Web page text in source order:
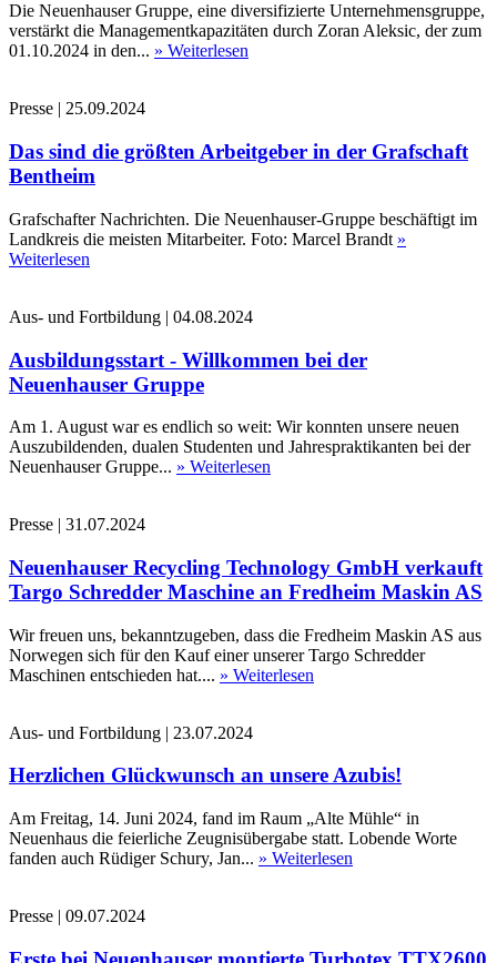
Die Neuenhauser Gruppe, eine diversifizierte Unternehmensgruppe,
verstärkt die Managementkapazitäten durch Zoran Aleksic, der zum
01.10.2024 in den... » Weiterlesen
Presse | 25.09.2024
Das sind die größten Arbeitgeber in der Grafschaft
Bentheim
Grafschafter Nachrichten. Die Neuenhauser-Gruppe beschäftigt im
Landkreis die meisten Mitarbeiter. Foto: Marcel Brandt »
Weiterlesen
Aus- und Fortbildung | 04.08.2024
Ausbildungsstart - Willkommen bei der
Neuenhauser Gruppe
Am 1. August war es endlich so weit: Wir konnten unsere neuen
Auszubildenden, dualen Studenten und Jahrespraktikanten bei der
Neuenhauser Gruppe... » Weiterlesen
Presse | 31.07.2024
Neuenhauser Recycling Technology GmbH verkauft
Targo Schredder Maschine an Fredheim Maskin AS
Wir freuen uns, bekanntzugeben, dass die Fredheim Maskin AS aus
Norwegen sich für den Kauf einer unserer Targo Schredder
Maschinen entschieden hat.... » Weiterlesen
Aus- und Fortbildung | 23.07.2024
Herzlichen Glückwunsch an unsere Azubis!
Am Freitag, 14. Juni 2024, fand im Raum „Alte Mühle“ in
Neuenhaus die feierliche Zeugnisübergabe statt. Lobende Worte
fanden auch Rüdiger Schury, Jan... » Weiterlesen
Presse | 09.07.2024